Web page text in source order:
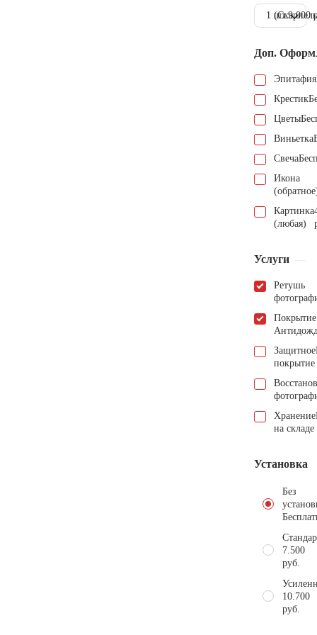
1 шт.9.000
Доп.
Эпитафия
Крестик
Цветы
Виньетка
Свеча
Икона
Картинка
(любая)
Услуги
Ретушь
Покрытие
Защитное
покрытие
Хранение
на складе
Установка
Без
7.500
руб.
10.700
руб.